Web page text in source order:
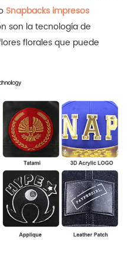
Snapbacks impresos
son la tecnología de
florales que puede